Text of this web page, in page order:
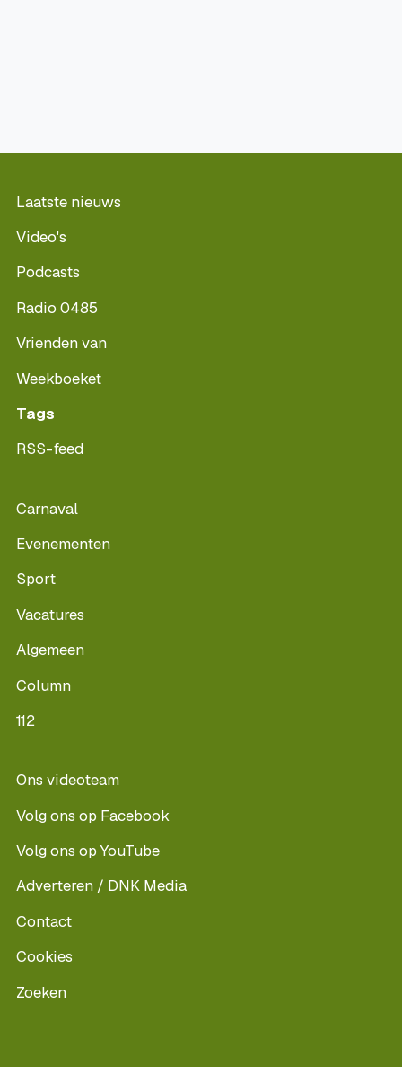
Laatste nieuws
Video's
Podcasts
Radio 0485
Vrienden van
Weekboeket
Tags
RSS-feed
Carnaval
Evenementen
Sport
Vacatures
Algemeen
Column
112
Ons videoteam
Volg ons op Facebook
Volg ons op YouTube
Adverteren / DNK Media
Contact
Cookies
Zoeken